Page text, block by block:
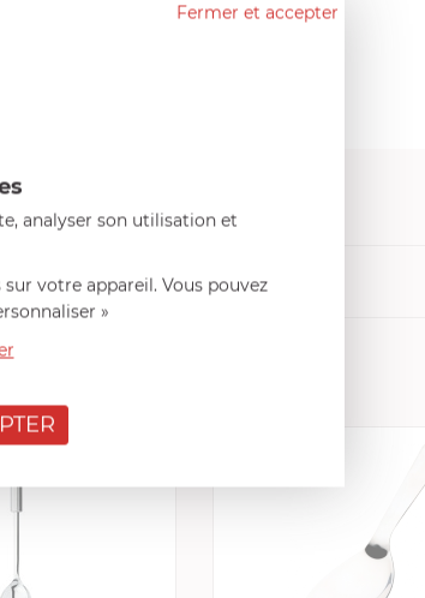
recyclable
Livres de cuisine
Fermer et accepter
analyser son utilisation et
votre appareil. Vous pouvez
»